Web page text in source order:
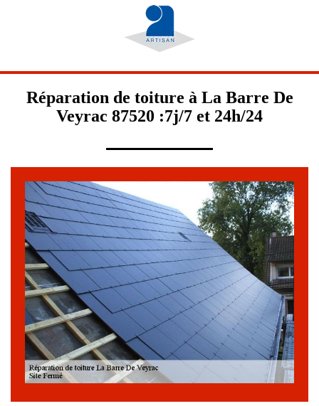
Réparation de toiture à La Barre De
Veyrac 87520 :7j/7 et 24h/24